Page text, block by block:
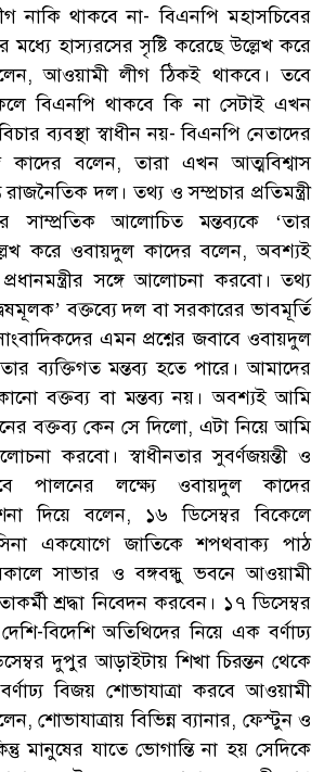
নাকি থাকবে না- বিএনপি মহাসচিবের
হাস্যরসের সৃষ্টি করেছে উল্লেখ করে
আওয়ামী লীগ ঠিকই থাকবে। তবে
বিএনপি থাকবে কি না সেটাই এখন
ব্যবস্থা স্বাধীন নয়- বিএনপি নেতাদের
কাদের বলেন, তারা এখন আত্মবিশ্বাস
দল। তথ্য ও সম্প্রচার প্রতিমন্ত্রী
সাম্প্রতিক আলোচিত মন্তব্যকে ‘তার
করে ওবায়দুল কাদের বলেন, অবশ্যই
সঙ্গে আলোচনা করবো। তথ্য
বক্তব্যে দল বা সরকারের ভাবমূর্তি
এমন প্রশ্নের জবাবে ওবায়দুল
ব্যক্তিগত মন্তব্য হতে পারে। আমাদের
বক্তব্য বা মন্তব্য নয়। অবশ্যই আমি
বক্তব্য কেন সে দিলো, এটা নিয়ে আমি
করবো। স্বাধীনতার সুবর্ণজয়ন্তী ও
পালনের লক্ষ্যে ওবায়দুল কাদের
দিয়ে বলেন, ১৬ ডিসেম্বর বিকেলে
একযোগে জাতিকে শপথবাক্য পাঠ
সাভার ও বঙ্গবন্ধু ভবনে আওয়ামী
শ্রদ্ধা নিবেদন করবেন। ১৭ ডিসেম্বর
বিদেশি অতিথিদের নিয়ে এক বর্ণাঢ্য
দুপুর আড়াইটায় শিখা চিরন্তন থেকে
বিজয় শোভাযাত্রা করবে আওয়ামী
শোভাযাত্রায় বিভিন্ন ব্যানার, ফেস্টুন ও
মানুষের যাতে ভোগান্তি না হয় সেদিকে